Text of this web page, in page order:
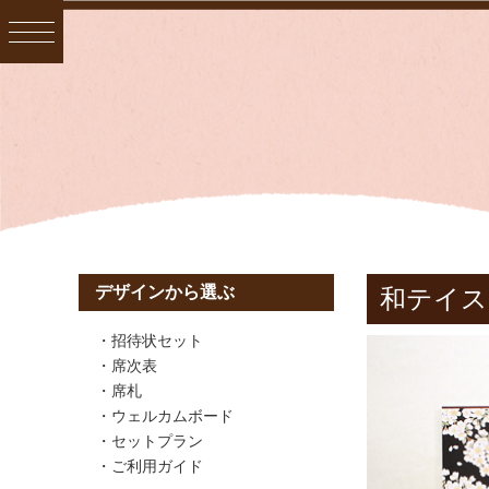
デザインから選ぶ
招待状セット
席次表
席札
ウェルカムボード
セットプラン
ご利用ガイド
和テイ